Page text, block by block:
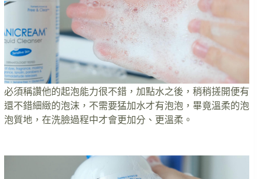
必須稱讚他的起泡能力很不錯，加點水之後，稍稍搓開便有
還不錯細緻的泡沫，不需要猛加水才有泡泡，畢竟溫柔的泡
泡質地，在洗臉過程中才會更加分、更溫柔。